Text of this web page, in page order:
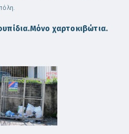
χαρτοκιβώτια.